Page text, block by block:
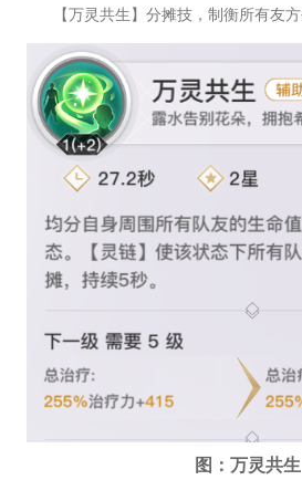
【万灵共生】分摊技，制衡所有友方
图：万灵共生